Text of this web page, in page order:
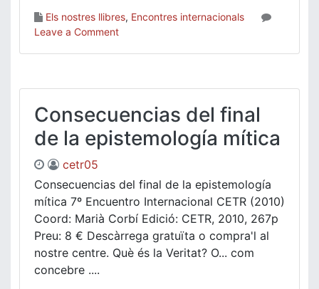
Els nostres llibres, Encontres internacionals
Leave a Commenton
la
construcción
de
una
Consecuencias del final
de la epistemología mítica
cetr05
Consecuencias del final de la epistemología
mítica 7º Encuentro Internacional CETR (2010)
Coord: Marià Corbí Edició: CETR, 2010, 267p
Preu: 8 € Descàrrega gratuïta o compra'l al
nostre centre. Què és la Veritat? O... com
concebre ....